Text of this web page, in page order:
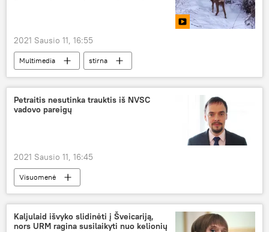
2021 Sausio 11, 16:55
Multimedia
stirna
aplinkosaugininkai
Petraitis nesutinka trauktis iš NVSC
vadovo pareigų
2021 Sausio 11, 16:45
Visuomenė
Nacionalinis visuomenės sveikatos centras (NVSC)
Kaljulaid išvyko slidinėti į Šveicariją,
nors URM ragina susilaikyti nuo kelionių